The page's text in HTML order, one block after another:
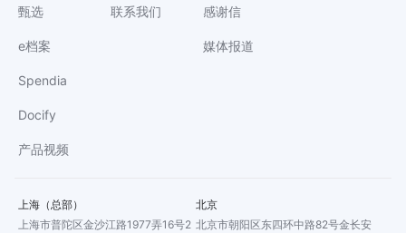
甄选
e档案
Spendia
Docify
产品视频
联系我们 感谢信
媒体报道
上海（总部）
上海市普陀区金沙江路1977弄16号2
北京
北京市朝阳区东四环中路82号金长安